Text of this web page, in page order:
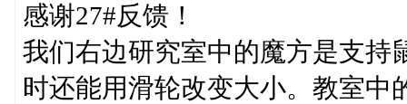
感谢27#反馈！
我们右边研究室中的魔方是支持
时还能用滑轮改变大小。教室中